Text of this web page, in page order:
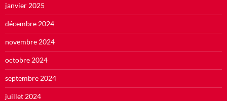
janvier 2025
décembre 2024
novembre 2024
octobre 2024
septembre 2024
juillet 2024